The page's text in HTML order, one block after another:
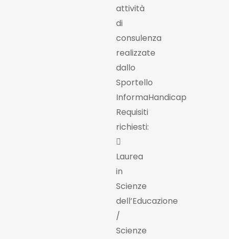
attività
di
consulenza
realizzate
dallo
Sportello
InformaHandicap
Requisiti
richiesti:

Laurea
in
Scienze
dell’Educazione
/
Scienze